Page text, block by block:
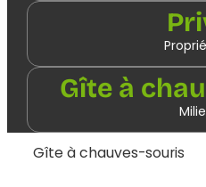
Gîte à
Gîte à chauves-souris